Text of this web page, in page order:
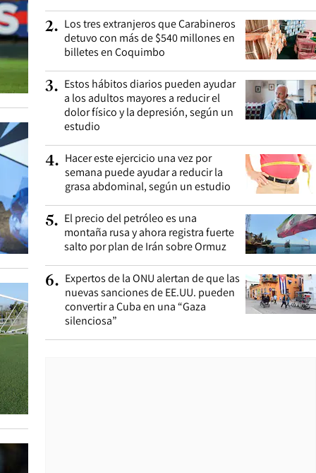
2. Los tres extranjeros que Carabineros
detuvo con más de $540 millones en
billetes en Coquimbo
3. Estos hábitos diarios pueden ayudar
a los adultos mayores a reducir el
dolor físico y la depresión, según un
estudio
4. Hacer este ejercicio una vez por
semana puede ayudar a reducir la
grasa abdominal, según un estudio
5. El precio del petróleo es una
montaña rusa y ahora registra fuerte
salto por plan de Irán sobre Ormuz
6. Expertos de la ONU alertan de que las
nuevas sanciones de EE.UU. pueden
convertir a Cuba en una “Gaza
silenciosa”